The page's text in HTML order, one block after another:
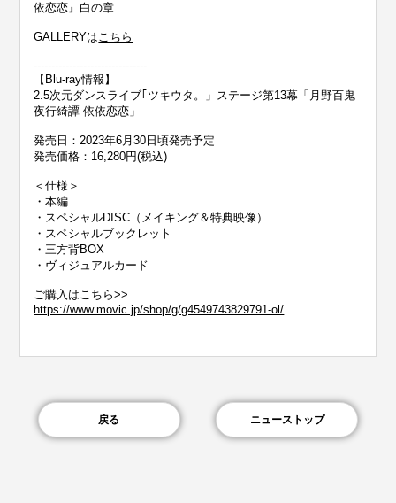
依恋恋』白の章
GALLERYはこちら
--------------------------------
【Blu-ray情報】
2.5次元ダンスライブ｢ツキウタ。」ステージ第13幕「月野百鬼
夜行綺譚 依依恋恋」
発売日：2023年6月30日頃発売予定
発売価格：16,280円(税込)
＜仕様＞
・本編
・スペシャルDISC（メイキング＆特典映像）
・スペシャルブックレット
・三方背BOX
・ヴィジュアルカード
ご購入はこちら>>
https://www.movic.jp/shop/g/g4549743829791-ol/
戻る ニューストップ